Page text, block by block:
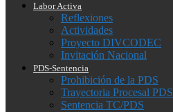
Labor Activa
Reflexiones
Actividades
Proyecto DIVCODEC
Invitación Nacional
PDS-Sentencia
Prohibición de la PDS
Trayectoria Procesal PDS
Sentencia TC/PDS